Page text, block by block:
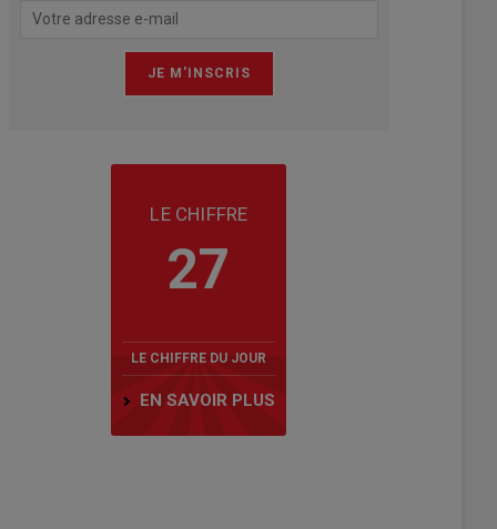
LE CHIFFRE
27
LE CHIFFRE DU JOUR
EN SAVOIR PLUS